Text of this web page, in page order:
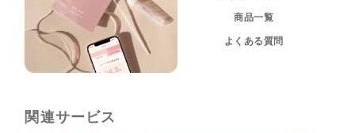
商品一覧
よくある質問
関連サービス